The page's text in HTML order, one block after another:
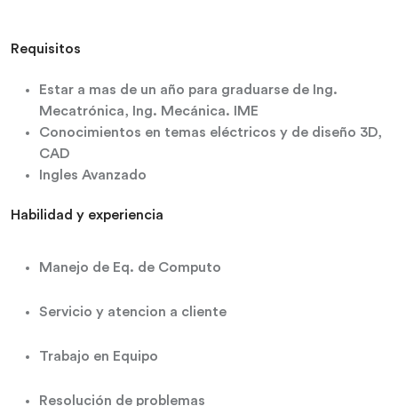
Requisitos
Estar a mas de un año para graduarse de Ing.
Mecatrónica, Ing. Mecánica. IME
Conocimientos en temas eléctricos y de diseño 3D,
CAD
Ingles Avanzado
Habilidad y experiencia
Manejo de Eq. de Computo
Servicio y atencion a cliente
Trabajo en Equipo
Resolución de problemas